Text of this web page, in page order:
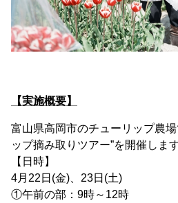
【実施概要】
富山県高岡市のチューリップ農場
ップ摘み取りツアー”を開催します
【日時】
4月22日(金)、23日(土)
①午前の部：9時～12時